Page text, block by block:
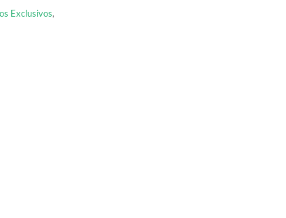
Exclusivos,